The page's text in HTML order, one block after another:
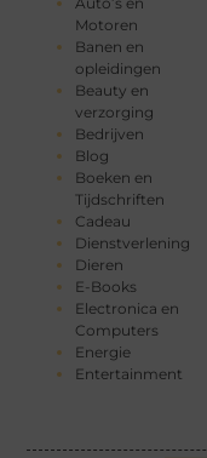
Motoren
Banen en
opleidingen
Beauty en
verzorging
Bedrijven
Blog
Boeken en
Tijdschriften
Cadeau
Dienstverlening
Dieren
E-Books
Electronica en
Computers
Energie
Entertainment